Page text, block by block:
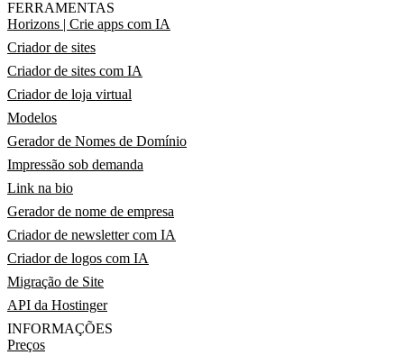
FERRAMENTAS
Horizons | Crie apps com IA
Criador de sites
Criador de sites com IA
Criador de loja virtual
Modelos
Gerador de Nomes de Domínio
Impressão sob demanda
Link na bio
Gerador de nome de empresa
Criador de newsletter com IA
Criador de logos com IA
Migração de Site
API da Hostinger
INFORMAÇÕES
Preços